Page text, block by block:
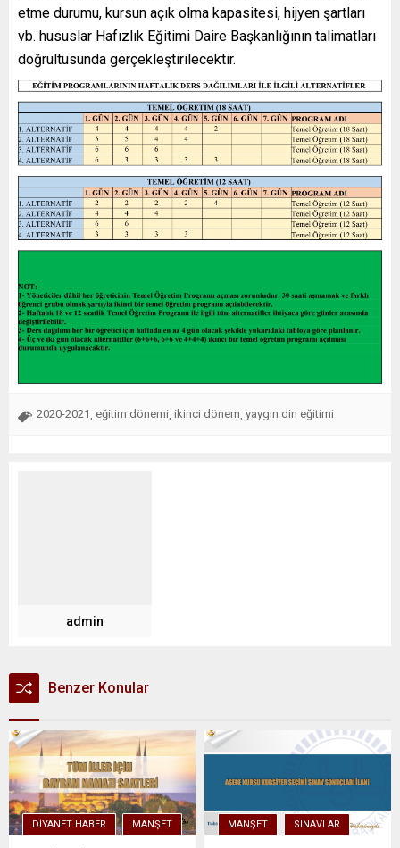
etme durumu, kursun açık olma kapasitesi, hijyen şartları
vb. hususlar Hafızlık Eğitimi Daire Başkanlığının talimatları
doğrultusunda gerçekleştirilecektir.
2020-2021 eğitim dönemi ikinci dönem yaygın din eğitimi
admin
Benzer Konular
DIYANET HABER MANŞET MANŞET SINAVLAR